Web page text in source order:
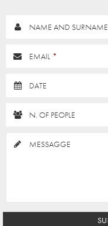
NAME AND SURNAME
EMAIL *
DATE
N. OF PEOPLE
MESSAGGE